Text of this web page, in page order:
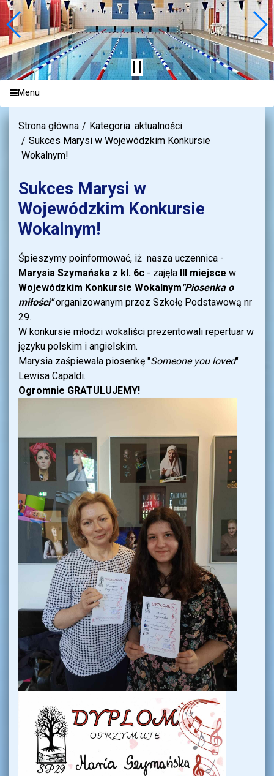
Menu
Strona główna
Kategoria: aktualności
Sukces Marysi w Wojewódzkim Konkursie
Wokalnym!
Sukces Marysi w
Wojewódzkim Konkursie
Wokalnym!
Śpieszymy poinformować, iż nasza uczennica -
Marysia Szymańska z kl. 6c - zajęła III miejsce w
Wojewódzkim Konkursie Wokalnym"Piosenka o
miłości"organizowanym przez Szkołę Podstawową nr
29.
W konkursie młodzi wokaliści prezentowali repertuar w
języku polskim i angielskim.
Marysia zaśpiewała piosenkę "Someone you loved"
Lewisa Capaldi.
Ogromnie GRATULUJEMY!